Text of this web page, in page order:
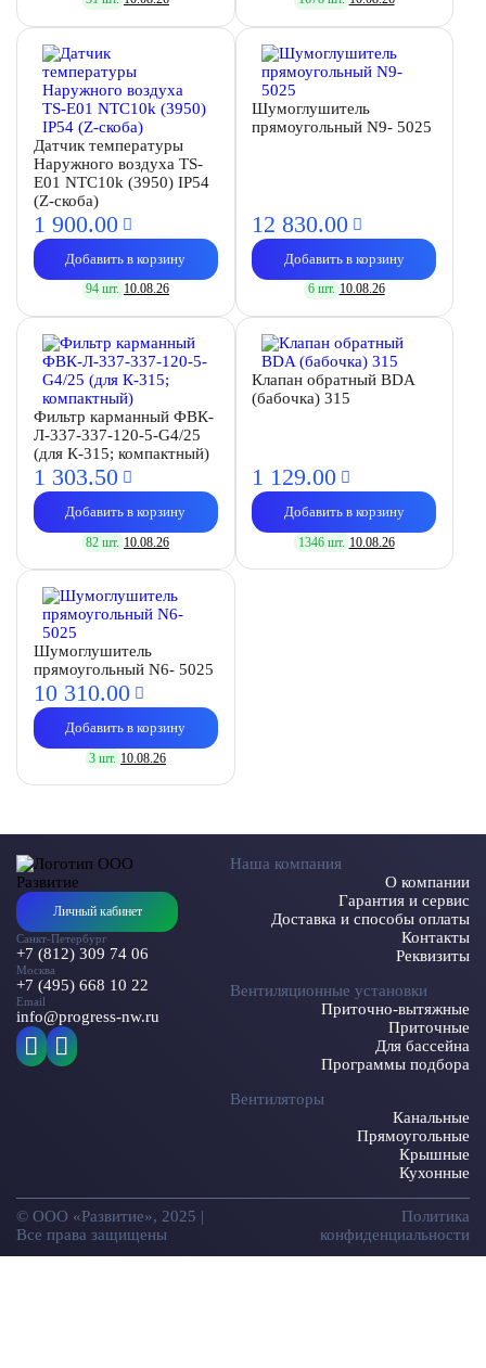
Датчик температуры
Наружного воздуха TS-
E01 NTC10k (3950) IP54
(Z-скоба)
1 900.00
Добавить в корзину
94 шт. 10.08.26
Шумоглушитель
прямоугольный N9- 5025
12 830.00
Добавить в корзину
6 шт. 10.08.26
Фильтр карманный ФВК-
Л-337-337-120-5-G4/25
(для К-315; компактный)
1 303.50
Добавить в корзину
82 шт. 10.08.26
Клапан обратный BDA
(бабочка) 315
1 129.00
Добавить в корзину
1346 шт. 10.08.26
Шумоглушитель
прямоугольный N6- 5025
10 310.00
Добавить в корзину
3 шт. 10.08.26
Личный кабинет
Санкт-Петербург
+7 (812) 309 74 06
Москва
+7 (495) 668 10 22
Email
info@progress-nw.ru
Наша компания
О компании
Гарантия и сервис
Доставка и способы оплаты
Контакты
Реквизиты
Вентиляционные установки
Приточно-вытяжные
Приточные
Для бассейна
Программы подбора
Вентиляторы
Канальные
Прямоугольные
Крышные
Кухонные
© ООО «Развитие», 2025 |
Все права защищены
Политика
конфиденциальности